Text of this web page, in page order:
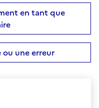
en tant que
ou une erreur